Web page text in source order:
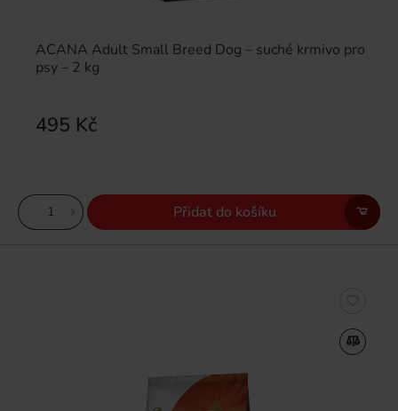
ACANA Adult Small Breed Dog – suché krmivo pro
psy – 2 kg
495 Kč
Přidat do košíku